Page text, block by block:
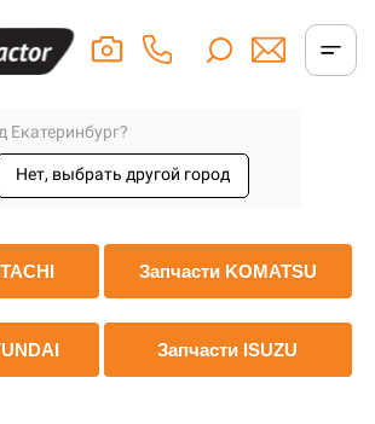
Екатеринбург?
Нет, выбрать другой город
Запчасти KOMATSU
Запчасти ISUZU